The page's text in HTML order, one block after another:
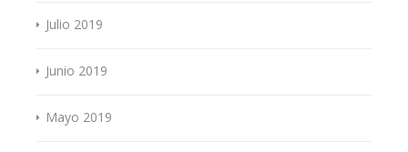
Julio 2019
Junio 2019
Mayo 2019